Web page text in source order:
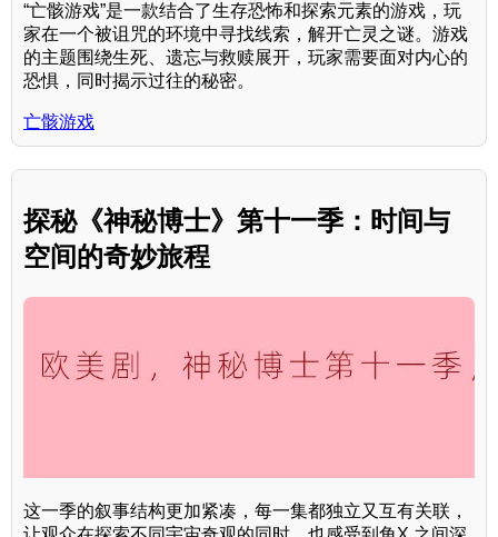
“亡骸游戏”是一款结合了生存恐怖和探索元素的游戏，玩
家在一个被诅咒的环境中寻找线索，解开亡灵之谜。游戏
的主题围绕生死、遗忘与救赎展开，玩家需要面对内心的
恐惧，同时揭示过往的秘密。
亡骸游戏
探秘《神秘博士》第十一季：时间与
空间的奇妙旅程
这一季的叙事结构更加紧凑，每一集都独立又互有关联，